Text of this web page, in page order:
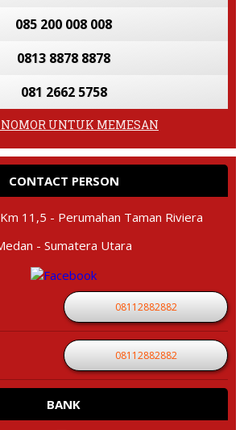
085 200 008 008
0813 8878 8878
081 2662 5758
UNTUK MEMESAN
CONTACT PERSON
Km 11,5 - Perumahan Taman Riviera
- Sumatera Utara
08112882882
08112882882
BANK